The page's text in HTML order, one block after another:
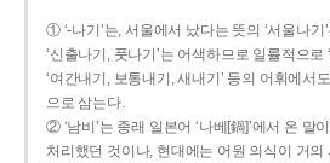
① ‘-나기’는, 서울에서 났다는 뜻의 ‘서울나
‘신출나기, 풋나기’는 어색하므로 일률적으로
‘여간내기, 보통내기, 새내기’ 등의 어휘에서
으로 삼는다.
② ‘남비’는 종래 일본어 ‘나베[鍋]’에서 온 말
처리했던 것이나, 현대에는 어원 의식이 거의